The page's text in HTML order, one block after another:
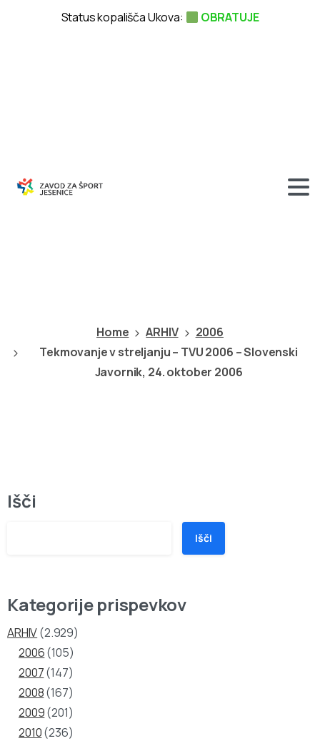
Home ARHIV
2006
Tekmovanje v streljanju – TVU 2006 – Slovenski
Javornik, 24. oktober 2006
Išči
Išči
Kategorije prispevkov
ARHIV(2.929)
2006(105)
2007(147)
2008(167)
2009(201)
2010(236)
Status kopališča Ukova: OBRATUJE